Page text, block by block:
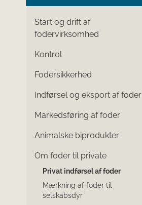
Start og drift af
fodervirksomhed
Kontrol
Fodersikkerhed
Indførsel og eksport af foder
Markedsføring af foder
Animalske biprodukter
Om foder til private
Privat indførsel af foder
Mærkning af foder til
selskabsdyr